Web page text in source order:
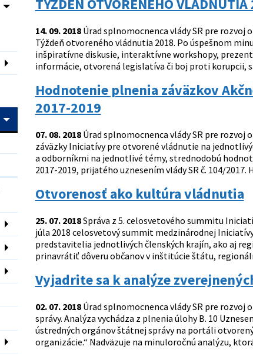
TÝŽDEŇ OTVORENÉHO
14. 09. 2018Úrad splnomocnenca vlády SR pre rozvoj
Týždeň otvoreného vládnutia 2018. Po úspešnom
inšpiratívne diskusie, interaktívne workshopy,
informácie, otvorená legislatíva či boj proti korupcii,
Hodnotenie plnenia záväzkov
2017-2019
07. 08. 2018Úrad splnomocnenca vlády SR pre rozvoj
záväzky Iniciatívy pre otvorené vládnutie na
a odborníkmi na jednotlivé témy, strednodobú
2017-2019, prijatého uznesením vlády SR č. 104/
Otvorenosť ako kultúra vládnutia
25. 07. 2018Správa z 5. celosvetového summitu
júla 2018 celosvetový summit medzinárodnej
predstavitelia jednotlivých členských krajín, ako aj
prinavrátiť dôveru občanov v inštitúcie štátu,
Vyjadrite sa k analýze
02. 07. 2018Úrad splnomocnenca vlády SR pre rozvoj
správy. Analýza vychádza z plnenia úlohy B. 10
ústredných orgánov štátnej správy na portáli
organizácie.“ Nadväzuje na minuloročnú analýzu,